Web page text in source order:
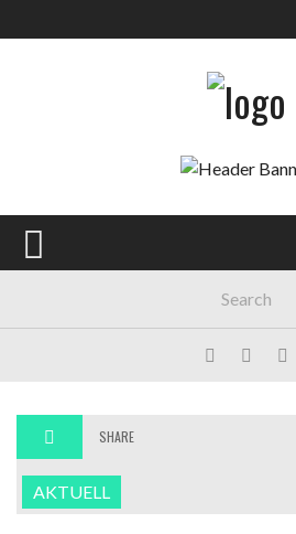
SHARE
AKTUELL